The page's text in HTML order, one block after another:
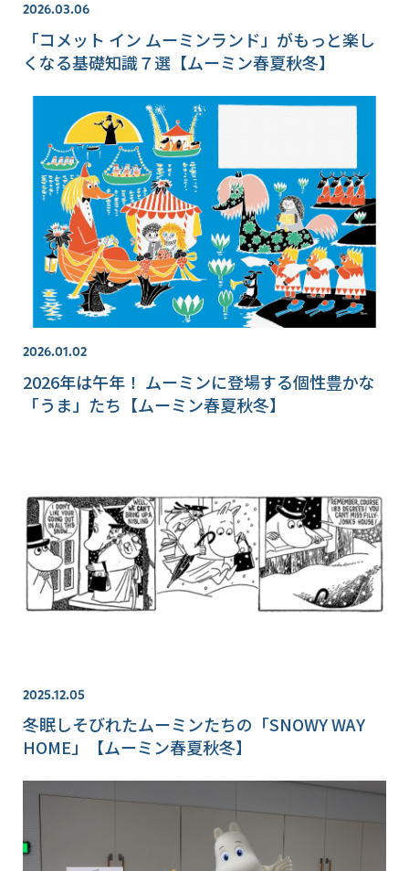
2026.03.06
「コメット イン ムーミンランド」がもっと楽し
くなる基礎知識７選【ムーミン春夏秋冬】
2026.01.02
2026年は午年！ ムーミンに登場する個性豊かな
「うま」たち【ムーミン春夏秋冬】
2025.12.05
冬眠しそびれたムーミンたちの「SNOWY WAY
HOME」【ムーミン春夏秋冬】